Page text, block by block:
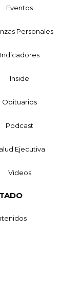
Eventos
Personales
Indicadores
Inside
Obituarios
Podcast
Ejecutiva
Videos